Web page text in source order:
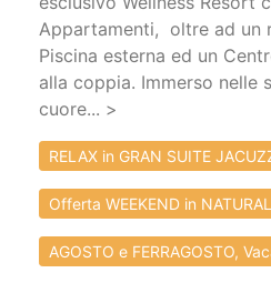
Appartamenti, oltre ad un
Piscina esterna ed un
alla coppia. Immerso nelle
cuore... >
RELAX in GRAN SUITE
Offerta WEEKEND in
AGOSTO e FERRAGOSTO,